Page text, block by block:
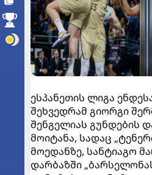
ესპანეთის ლიგა
შეხვედრამ გიორგი
შენგელიას გუნდების
მოიტანა, სადაც
მოედანზე, სანტიაგო
დარბაზში